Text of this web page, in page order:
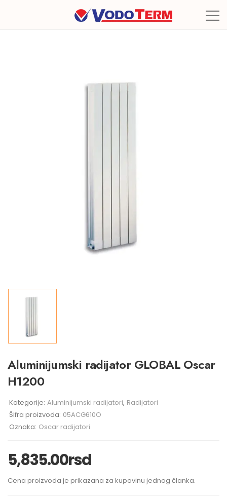
Aluminijumski radijator GLOBAL Oscar
H1200
Kategorije: Aluminijumski radijatori, Radijatori
Šifra proizvoda: 05ACG610O
Oznaka: Oscar radijatori
5,835.00rsd
Cena proizvoda je prikazana za kupovinu jednog članka.